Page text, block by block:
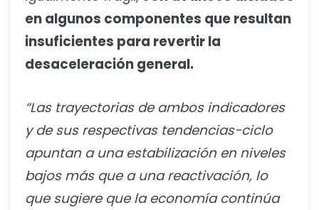
en algunos componentes que resultan
insuficientes para revertir la
desaceleración general.
“Las trayectorias de ambos indicadores
y de sus respectivas tendencias-ciclo
apuntan a una estabilización en niveles
bajos más que a una reactivación, lo
que sugiere que la economía continúa